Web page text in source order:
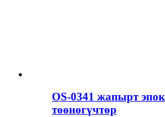
OS-0341 жапырт
төөнөгүчтөр